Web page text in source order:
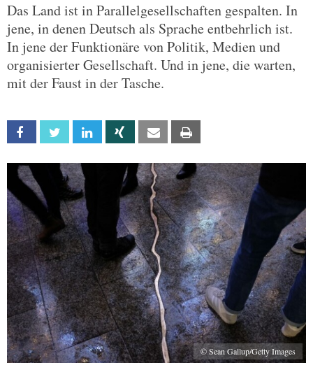
Das Land ist in Parallelgesellschaften gespalten. In
jene, in denen Deutsch als Sprache entbehrlich ist.
In jene der Funktionäre von Politik, Medien und
organisierter Gesellschaft. Und in jene, die warten,
mit der Faust in der Tasche.
Facebook Twitter Linkedin Xing Email
© Sean Gallup/Getty Images